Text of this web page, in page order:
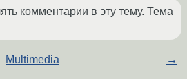
комментарии в эту тему. Тема
Multimedia →